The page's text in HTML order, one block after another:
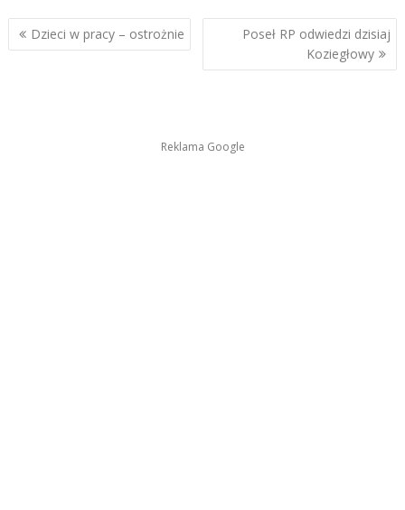
Nawigacja
wpisu
Dzieci w pracy – ostrożnie
Poseł RP odwiedzi dzisiaj
Koziegłowy
Reklama Google